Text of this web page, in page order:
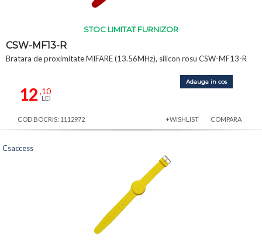
STOC LIMITAT FURNIZOR
CSW-MF13-R
Bratara de proximitate MIFARE (13.56MHz), silicon rosu CSW-MF13-R
12,10
LEI
Adauga in cos
COD BOCRIS: 1112972 +WISHLIST COMPARA
Csaccess